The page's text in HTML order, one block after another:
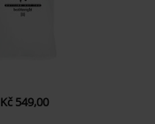
Kč 549,00